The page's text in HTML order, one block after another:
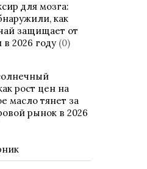
для мозга:
как
защищает от
2026 году (0)
рост цен на
масло тянет за
рынок в 2026